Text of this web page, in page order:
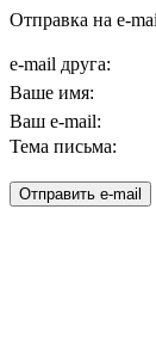
Отправка на e-
e-mail друга:
Ваше имя:
Ваш e-mail:
Тема письма: